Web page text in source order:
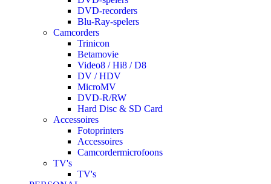
DVD-recorders
Blu-Ray-spelers
Camcorders
Trinicon
Betamovie
Video8 / Hi8 / D8
DV / HDV
MicroMV
DVD-R/RW
Hard Disc & SD Card
Accessoires
Fotoprinters
Accessoires
Camcordermicrofoons
TV's
TV's